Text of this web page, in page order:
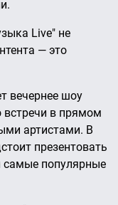
Live" не
— это
вечернее шоу
встречи в прямом
артистами. В
презентовать
самые популярные